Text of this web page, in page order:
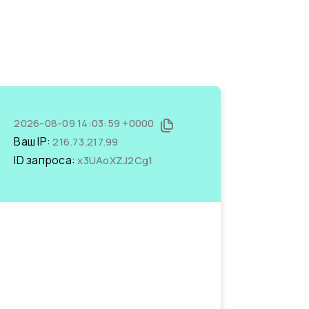
2026-08-09 14:03:59 +0000
Ваш IP:216.73.217.99
ID запроса:x3UAoXZJ2Cg1